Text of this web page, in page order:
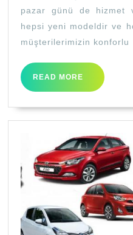
pazar günü de hizmet
hepsi yeni modeldir ve
müşterilerimizin konforlu
READ MORE
READ
MORE